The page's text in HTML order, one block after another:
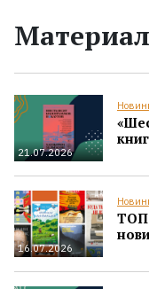
21.07.2026
16.07.2026